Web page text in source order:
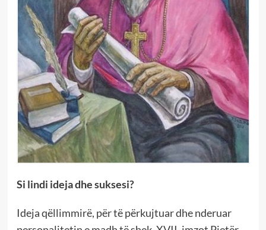
Si lindi ideja dhe suksesi?
Ideja qëllimmirë, për të përkujtuar dhe nderuar